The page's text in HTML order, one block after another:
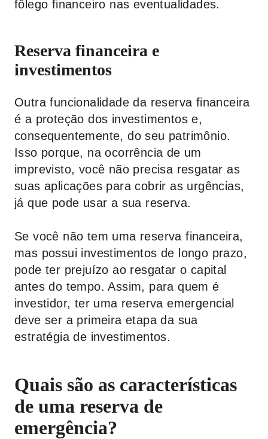
fôlego financeiro nas eventualidades.
Reserva financeira e
investimentos
Outra funcionalidade da reserva financeira
é a proteção dos investimentos e,
consequentemente, do seu patrimônio.
Isso porque, na ocorrência de um
imprevisto, você não precisa resgatar as
suas aplicações para cobrir as urgências,
já que pode usar a sua reserva.
Se você não tem uma reserva financeira,
mas possui investimentos de longo prazo,
pode ter prejuízo ao resgatar o capital
antes do tempo. Assim, para quem é
investidor, ter uma reserva emergencial
deve ser a primeira etapa da sua
estratégia de investimentos.
Quais são as características
de uma reserva de
emergência?